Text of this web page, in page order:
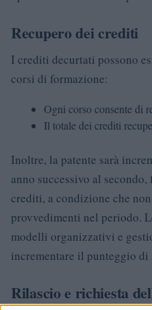
Recupero dei crediti
I crediti decurtati possono
corsi di formazione:
Ogni corso consente di
Il totale dei crediti
Inoltre, la patente sarà
anno successivo al
crediti, a condizione che
provvedimenti nel periodo.
modelli organizzativi e
incrementare il punteggio
Rilascio e richiesta